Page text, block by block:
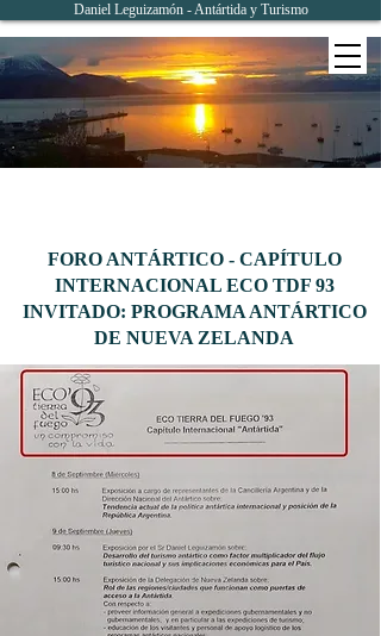
Daniel Leguizamón - Antártida y Turismo
FORO ANTÁRTICO - CAPÍTULO
INTERNACIONAL ECO TDF 93
INVITADO: PROGRAMA ANTÁRTICO
DE NUEVA ZELANDA